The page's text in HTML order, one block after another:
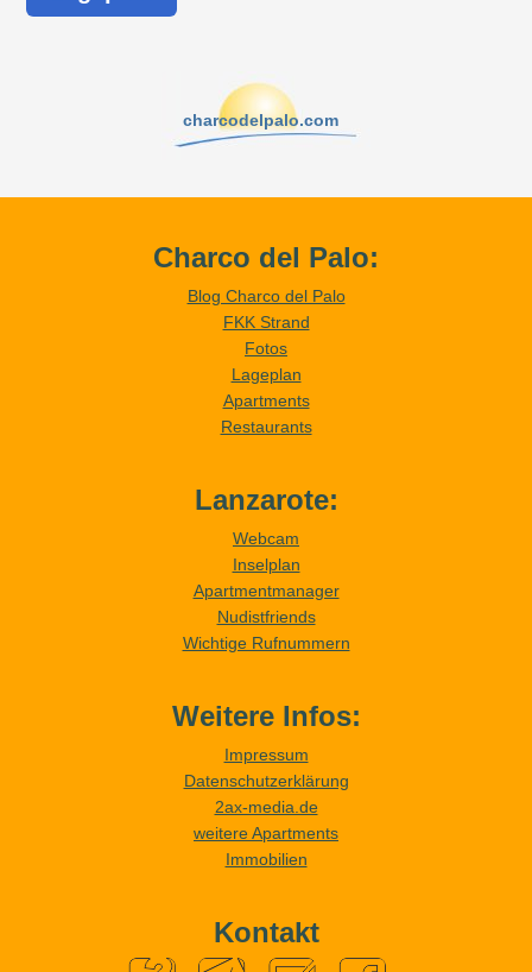
charcodelpalo.com
Charco del Palo:
Blog Charco del Palo
FKK Strand
Fotos
Lageplan
Apartments
Restaurants
Lanzarote:
Webcam
Inselplan
Apartmentmanager
Nudistfriends
Wichtige Rufnummern
Weitere Infos:
Impressum
Datenschutzerklärung
2ax-media.de
weitere Apartments
Immobilien
Kontakt